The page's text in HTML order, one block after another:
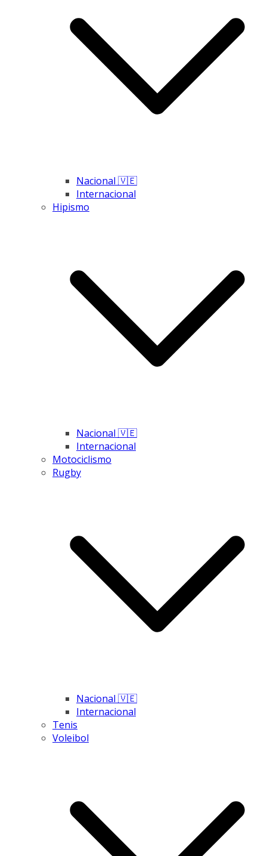
Nacional 🇻🇪
Internacional
Hipismo
Nacional 🇻🇪
Internacional
Motociclismo
Rugby
Nacional 🇻🇪
Internacional
Tenis
Voleibol